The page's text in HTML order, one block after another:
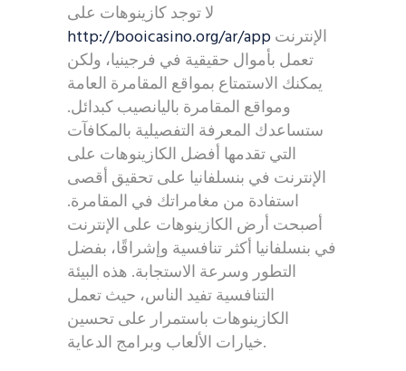
لا توجد كازينوهات على
http://booicasino.org/ar/app
تعمل بأموال حقيقية في فرجينيا، ولكن
يمكنك الاستمتاع بمواقع المقامرة العامة
ومواقع المقامرة باليانصيب كبدائل.
ستساعدك المعرفة التفصيلية بالمكافآت
التي تقدمها أفضل الكازينوهات على
الإنترنت في بنسلفانيا على تحقيق أقصى
استفادة من مغامراتك في المقامرة.
أصبحت أرض الكازينوهات على الإنترنت
في بنسلفانيا أكثر تنافسية وإشراقًا، بفضل
التطور وسرعة الاستجابة. هذه البيئة
التنافسية تفيد الناس، حيث تعمل
الكازينوهات باستمرار على تحسين
خيارات الألعاب وبرامج الدعاية.